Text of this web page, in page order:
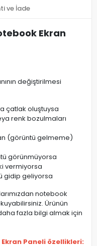
ve İade
Ekran
değiştirilmesi
çatlak oluştuysa
renk bozulmaları
(görüntü gelmeme)
görünmüyorsa
vermiyorsa
gidip geliyorsa
notebook
Ürünün
fazla bilgi almak için
Paneli özellikleri: